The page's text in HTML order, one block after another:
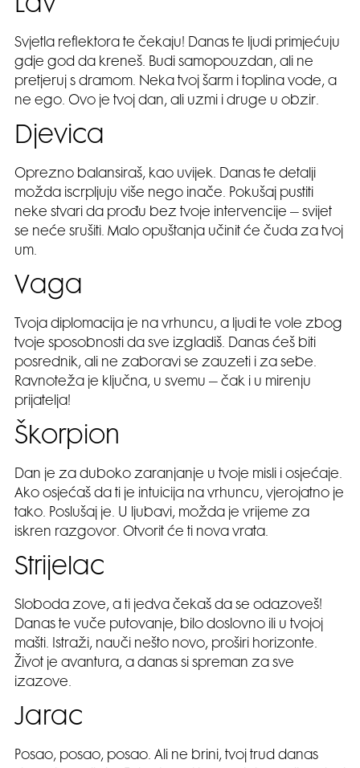
Lav
Svjetla reflektora te čekaju! Danas te ljudi primjećuju
gdje god da kreneš. Budi samopouzdan, ali ne
pretjeruj s dramom. Neka tvoj šarm i toplina vode, a
ne ego. Ovo je tvoj dan, ali uzmi i druge u obzir.
Djevica
Oprezno balansiraš, kao uvijek. Danas te detalji
možda iscrpljuju više nego inače. Pokušaj pustiti
neke stvari da prođu bez tvoje intervencije – svijet
se neće srušiti. Malo opuštanja učinit će čuda za tvoj
um.
Vaga
Tvoja diplomacija je na vrhuncu, a ljudi te vole zbog
tvoje sposobnosti da sve izgladiš. Danas ćeš biti
posrednik, ali ne zaboravi se zauzeti i za sebe.
Ravnoteža je ključna, u svemu – čak i u mirenju
prijatelja!
Škorpion
Dan je za duboko zaranjanje u tvoje misli i osjećaje.
Ako osjećaš da ti je intuicija na vrhuncu, vjerojatno je
tako. Poslušaj je. U ljubavi, možda je vrijeme za
iskren razgovor. Otvorit će ti nova vrata.
Strijelac
Sloboda zove, a ti jedva čekaš da se odazoveš!
Danas te vuče putovanje, bilo doslovno ili u tvojoj
mašti. Istraži, nauči nešto novo, proširi horizonte.
Život je avantura, a danas si spreman za sve
izazove.
Jarac
Posao, posao, posao. Ali ne brini, tvoj trud danas